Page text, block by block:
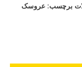
برچسب: عروسک